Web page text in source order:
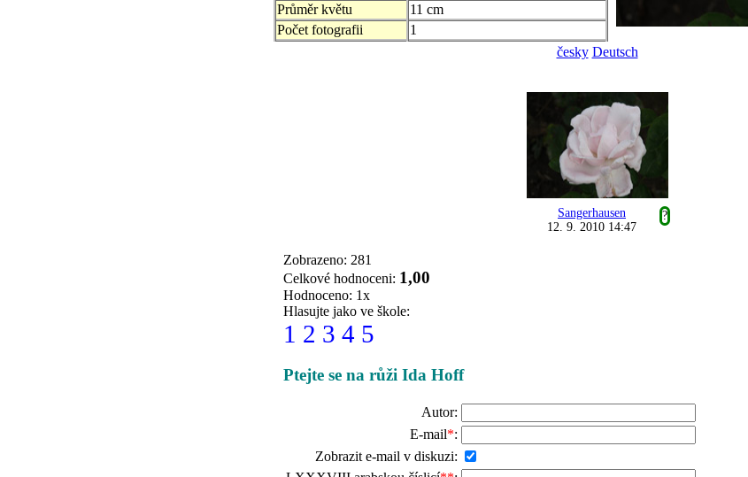
Průměr květu
11 cm
Počet fotografii
1
česky Deutsch
Sangerhausen
?
12. 9. 2010 14:47
Zobrazeno: 281
Celkové hodnoceni: 1,00
Hodnoceno: 1x
Hlasujte jako ve škole:
1 2 3 4 5
Ptejte se na růži Ida Hoff
Autor:
E-mail*:
Zobrazit e-mail v diskuzi: